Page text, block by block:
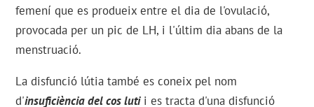
femení que es produeix entre el dia de l'ovulació,
provocada per un pic de LH, i l'últim dia abans de la
menstruació.
La disfunció lútia també es coneix pel nom
d'insuficiència del cos lutii es tracta d'una disfunció